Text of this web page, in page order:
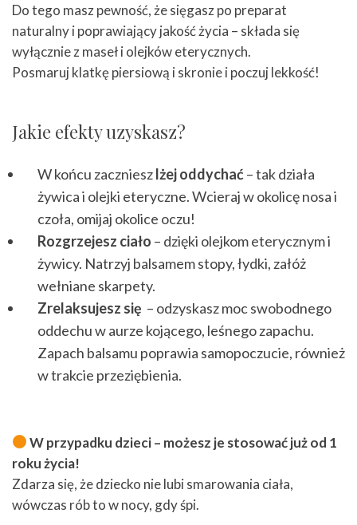
Do tego masz pewność, że sięgasz po preparat
naturalny i poprawiający jakość życia – składa się
wyłącznie z maseł i olejków eterycznych.
Posmaruj klatkę piersiową i skronie i poczuj lekkość!
Jakie efekty uzyskasz?
W końcu zacznieszlżej oddychać– tak działa
żywica i olejki eteryczne. Wcieraj w okolicę nosa i
czoła, omijaj okolice oczu!
Rozgrzejesz ciało – dzięki olejkom eterycznym i
żywicy. Natrzyj balsamem stopy, łydki, załóż
wełniane skarpety.
Zrelaksujesz się – odzyskasz moc swobodnego
oddechu w aurze kojącego, leśnego zapachu.
Zapach balsamu poprawia samopoczucie, również
w trakcie przeziębienia.
W przypadku dzieci – możesz je stosować już od 1
roku życia!
Zdarza się, że dziecko nie lubi smarowania ciała,
wówczas rób to w nocy, gdy śpi.